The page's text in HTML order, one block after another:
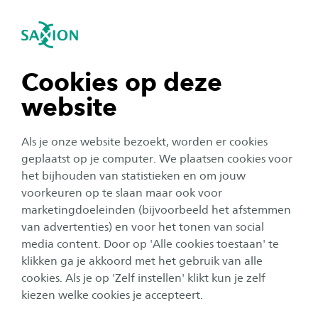
Cookies op deze
website
Als je onze website bezoekt, worden er cookies
geplaatst op je computer. We plaatsen cookies voor
het bijhouden van statistieken en om jouw
voorkeuren op te slaan maar ook voor
marketingdoeleinden (bijvoorbeeld het afstemmen
van advertenties) en voor het tonen van social
media content. Door op 'Alle cookies toestaan' te
klikken ga je akkoord met het gebruik van alle
cookies. Als je op 'Zelf instellen' klikt kun je zelf
kiezen welke cookies je accepteert.
Navigatie openen
tonen
tonen
tonen
tonen
sluiten
Ervaring Marjolein Razenberg
Ik werkte al als fysiotherapeut en vond het tijd
voor een nieuwe stap. Ik wilde mijn kennis en
vaardigheden naar een hoger niveau tillen.
Enkel manuele therapie of sportfysiotherapie
vond ik te eenzijdig.
Ik hoorde via bekenden over de masteropleiding
Musculoskeletaal bij Saxion, een opleiding die manuele
en sportfysiotherapie combineert. Tijdens de opleiding
leer je patiënten met complexe problematiek te
onderzoeken en te behandelen. De aandacht wordt
daarbij gericht op het breed leren kijken naar de hele
bewegingsketen en het handelen te ondersteunen met